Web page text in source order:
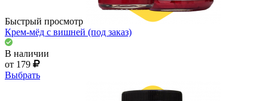
Быстрый просмотр
Крем-мёд с вишней (под заказ)
В наличии
от 179
Выбрать